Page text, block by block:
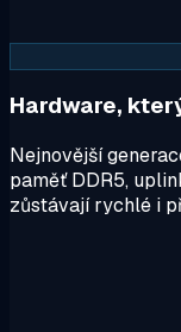
Hardware,
Nejnovější
paměť DDR5,
zůstávají rychlé i